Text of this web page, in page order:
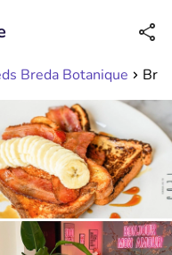
23:00 Uhr (max 0,09€/Min)
Breda Botanique